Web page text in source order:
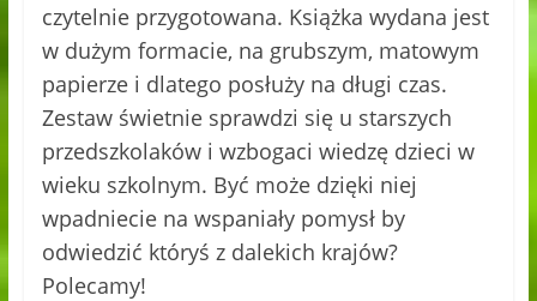
czytelnie przygotowana. Książka wydana jest
w dużym formacie, na grubszym, matowym
papierze i dlatego posłuży na długi czas.
Zestaw świetnie sprawdzi się u starszych
przedszkolaków i wzbogaci wiedzę dzieci w
wieku szkolnym. Być może dzięki niej
wpadniecie na wspaniały pomysł by
odwiedzić któryś z dalekich krajów?
Polecamy!